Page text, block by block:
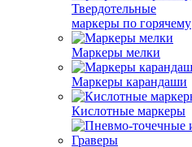
Твердотельные
маркеры по горячему
Маркеры мелки
Маркеры карандаши
Кислотные маркеры